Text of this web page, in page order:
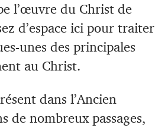
l’œuvre du Christ de
d’espace ici pour traiter
unes des principales
au Christ.
dans l’Ancien
de nombreux passages,